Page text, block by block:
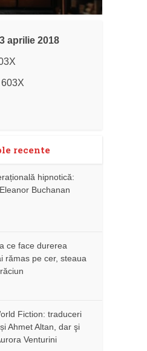
aprilie 2018
recente
hipnotică:
Buchanan
ce face durerea
rămas pe cer, steaua
Fiction: traduceri
Ahmet Altan, dar şi
Venturini